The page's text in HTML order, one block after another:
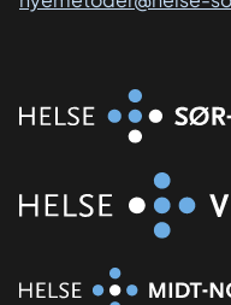
Organisasjon